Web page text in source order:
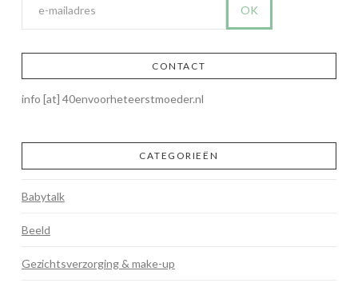
CONTACT
info [at] 40envoorheteerstmoeder.nl
CATEGORIEËN
Babytalk
Beeld
Gezichtsverzorging & make-up